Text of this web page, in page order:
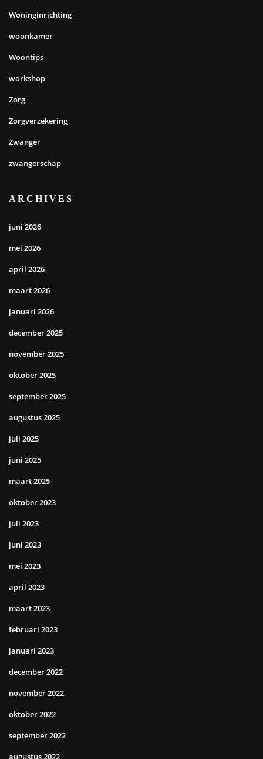
Woninginrichting
woonkamer
Woontips
workshop
Zorg
Zorgverzekering
Zwanger
zwangerschap
ARCHIVES
juni 2026
mei 2026
april 2026
maart 2026
januari 2026
december 2025
november 2025
oktober 2025
september 2025
augustus 2025
juli 2025
juni 2025
maart 2025
oktober 2023
juli 2023
juni 2023
mei 2023
april 2023
maart 2023
februari 2023
januari 2023
december 2022
november 2022
oktober 2022
september 2022
augustus 2022